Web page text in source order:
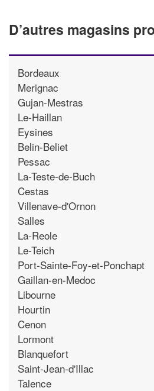
D’autres magasins
Bordeaux
Merignac
Gujan-Mestras
Le-Haillan
Eysines
Belin-Beliet
Pessac
La-Teste-de-Buch
Cestas
Villenave-d'Ornon
Salles
La-Reole
Le-Teich
Port-Sainte-Foy-et-Ponchapt
Gaillan-en-Medoc
Libourne
Hourtin
Cenon
Lormont
Blanquefort
Saint-Jean-d'Illac
Talence